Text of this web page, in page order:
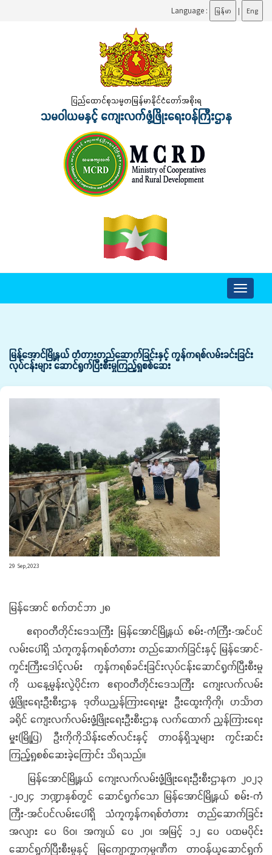
Language : မြန်မာ | Eng
ပြည်ထောင်စုသမ္မတမြန်မာနိုင်ငံတော်အစိုးရ
သမဝါယမနှင့် ကျေးလက်ဖွံ့ဖြိုးရေးဝန်ကြီးဌာန
Toggle
မြန်အောင်မြို့နယ် တံတားတည်ဆောက်ခြင်းနှင့် ကွန်ကရစ်လမ်းခင်းခြင်း
လုပ်ငန်းများ ဆောင်ရွက်ပြီးစီးမှုကြည့်ရှုစစ်ဆေး
29 Sep,2023
မြန်အောင် စက်တင်ဘာ ၂၈
ဧရာဝတီတိုင်းဒေသကြီး မြန်အောင်မြို့နယ် စမ်း-ကံကြီး-အင်ပင်
လမ်းပေါ်ရှိ သံကူကွန်ကရစ်တံတား တည်ဆောက်ခြင်းနှင့် မြန်အောင်-
ကွင်းကြီးဒေါင့်လမ်း ကွန်ကရစ်ခင်းခြင်းလုပ်ငန်းဆောင်ရွက်ပြီးစီးမှု
ကို ယနေ့မွန်းလွဲပိုင်းက ဧရာဝတီတိုင်းဒေသကြီး ကျေးလက်လမ်း
ဖွံ့ဖြိုးရေးဦးစီးဌာန ဒုတိယညွှန်ကြားရေးမှူး ဦးထွေးကိုကို၊ ဟင်္သာတ
ခရိုင် ကျေးလက်လမ်းဖွံ့ဖြိုးရေးဦးစီးဌာန လက်ထောက် ညွှန်ကြားရေး
မှူး(မြို့ပြ) ဦးကိုကိုသိန်းဇော်လင်းနှင့် တာဝန်ရှိသူများ ကွင်းဆင်း
ကြည့်ရှုစစ်ဆေးခဲ့ကြောင်း သိရသည်။
မြန်အောင်မြို့နယ် ကျေးလက်လမ်းဖွံ့ဖြိုးရေးဦးစီးဌာနက ၂၀၂၃
-၂၀၂၄ ဘဏ္ဍာနှစ်တွင် ဆောင်ရွက်သော မြန်အောင်မြို့နယ် စမ်း-ကံ
ကြီး-အင်ပင်လမ်းပေါ်ရှိ သံကူကွန်ကရစ်တံတား တည်ဆောက်ခြင်း
အလျား ပေ ၆၀၊ အကျယ် ပေ ၂၀၊ အမြင့် ၁၂ ပေ ပထမပိုင်း
ဆောင်ရွက်ပြီးစီးမှုနှင့် မြကျောက္ကာကုမ္ပဏီက တာဝန်ယူဆောင်ရွက်